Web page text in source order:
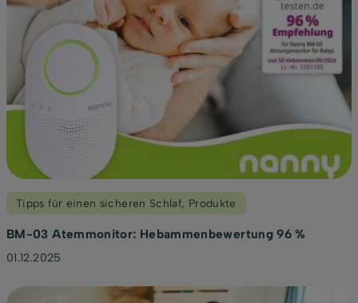
Tipps für einen sicheren Schlaf, Produkte
BM-03 Atemmonitor: Hebammenbewertung 96 %
01.12.2025